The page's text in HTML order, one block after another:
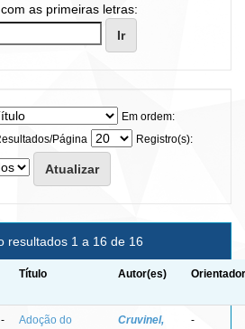
as primeiras letras:
Em ordem:
Página
Registro(s):
resultados 1 a 16 de 16
Título Autor(es)
-
Adoção do
Cruvinel,
-